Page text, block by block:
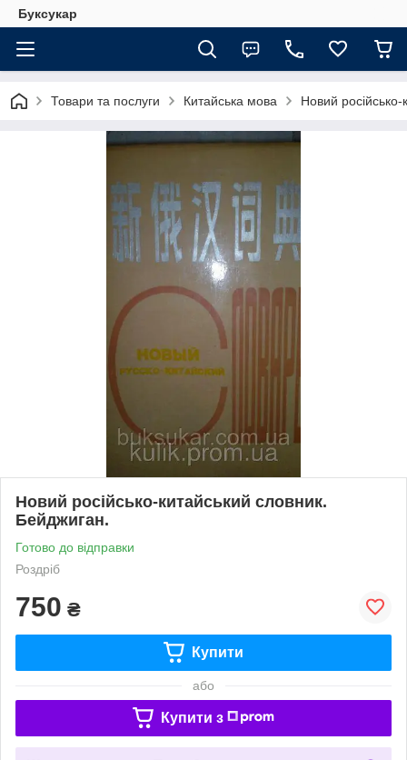
Буксукар
Товари та послуги Китайська мова Новий
Новий російсько-китайський словник.
Бейджиган.
Готово до відправки
Роздріб
750 ₴
Купити
або
Купити з